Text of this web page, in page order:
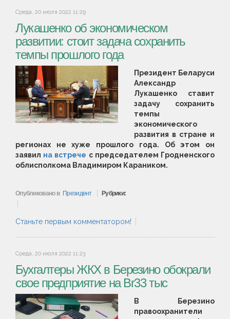
Среда, 20 июля 2022 11:29
Лукашенко об экономическом
развитии: стоит задача сохранить
темпы прошлого года
Президент Беларуси
Александр
Лукашенко ставит
задачу сохранить
темпы
экономического
развития в стране и
регионах не хуже прошлого года. Об этом он
заявил на встрече с председателем Гродненского
облисполкома Владимиром Караником.
Опубликовано в Президент Рубрики:
Станьте первым комментатором!
Среда, 20 июля 2022 11:23
Бухгалтеры ЖКХ в Березино обокрали
свое предприятие на Br33 тыс
В Березино
правоохранители